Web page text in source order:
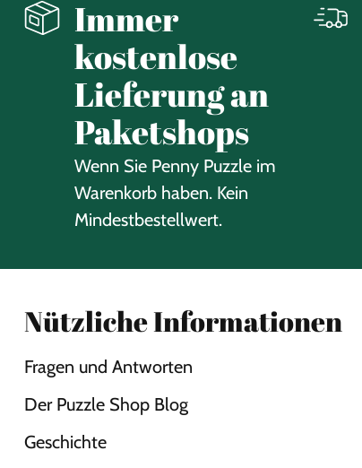
Immer
kostenlose
Lieferung an
Paketshops
Wenn Sie Penny Puzzle im
Warenkorb haben. Kein
Mindestbestellwert.
Nützliche Informationen
Fragen und Antworten
Der Puzzle Shop Blog
Geschichte